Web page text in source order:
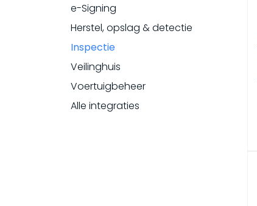
e-Signing
Herstel, opslag & detectie
Inspectie
Veilinghuis
Voertuigbeheer
Alle integraties